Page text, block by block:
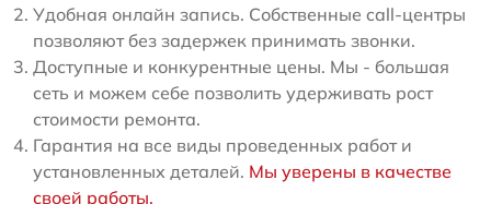
Удобная онлайн запись. Собственные call-центры
позволяют без задержек принимать звонки.
Доступные и конкурентные цены. Мы - большая
сеть и можем себе позволить удерживать рост
стоимости ремонта.
Гарантия на все виды проведенных работ и
установленных деталей. Мы уверены в качестве
своей работы.